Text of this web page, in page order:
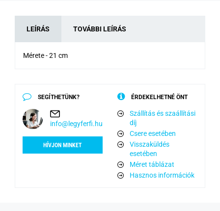
LEÍRÁS TOVÁBBI LEÍRÁS
Mérete - 21 cm
SEGÍTHETÜNK?
info@legyferfi.hu
HÍVJON MINKET
ÉRDEKELHETNÉ ÖNT
Szállítás és szaállítási
díj
Csere esetében
Visszaküldés
esetében
Méret táblázat
Hasznos információk